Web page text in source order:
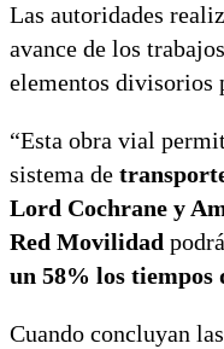
Las autoridades
avance de los
elementos divisorios
“Esta obra vial
sistema de
Lord Cochrane y
Red Movilidad
un 58% los tiempos
Cuando concluyan